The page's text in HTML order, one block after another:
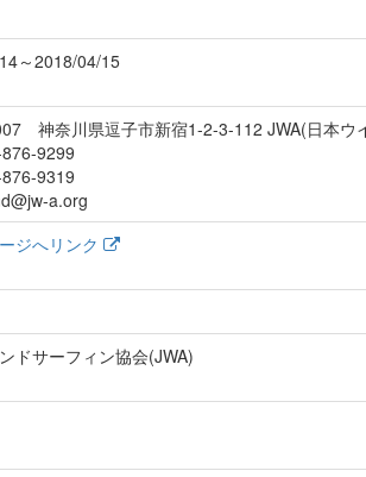
～2018/04/15
神奈川県逗子市新宿1-2-3-112 JWA(日本ウ
9299
9319
a.org
ジへリンク
ドサーフィン協会(JWA)